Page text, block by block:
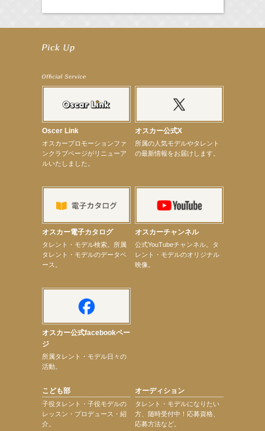
Oscer Link
オスカープロモーションファ
ンクラブページがリニューア
ルいたしました。
オスカー公式X
所属の人気モデルやタレント
の最新情報をお届けします。
オスカー電子カタログ
タレント・モデル検索。所属
タレント・モデルのデータベ
ース。
オスカーチャンネル
公式YouTubeチャンネル。タ
レント・モデルのオリジナル
映像。
オスカー公式facebookペー
ジ
所属タレント・モデル日々の
活動。
こども部
子役タレント・子役モデルの
レッスン・プロデュース・紹
介。
オーディション
タレント・モデルになりたい
方、随時受付中！応募資格、
応募方法など。